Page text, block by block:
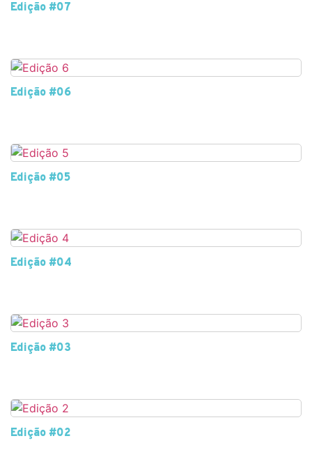
Edição #07
Edição #06
Edição #05
Edição #04
Edição #03
Edição #02